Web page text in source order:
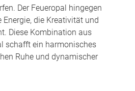
Der Feueropal hingegen
die Kreativität und
Diese Kombination aus
schafft ein harmonisches
Ruhe und dynamischer